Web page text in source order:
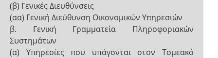
(β) Γενικές Διευθύνσεις
(αα) Γενική Διεύθυνση Οικονομικών Υπηρεσιών
β. Γενική Γραμματεία Πληροφοριακών
Συστημάτων
(α) Υπηρεσίες που υπάγονται στον Τομεακό